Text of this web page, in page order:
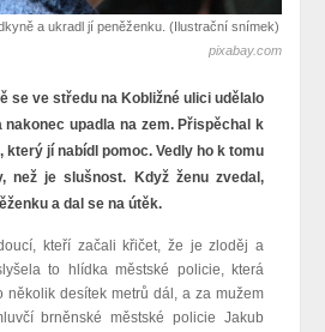
a ukradl jí peněženku. (Ilustrační snímek)
pixabay.com
se ve středu na Kobližné ulici udělalo
upadla na zem. Přispěchal k
jí nabídl pomoc. Vedly ho k tomu
než je slušnost. Když ženu zvedal,
a dal se na útěk.
kteří začali křičet, že je zloděj a
to hlídka městské policie, která
několik desítek metrů dál, a za mužem
brněnské městské policie Jakub